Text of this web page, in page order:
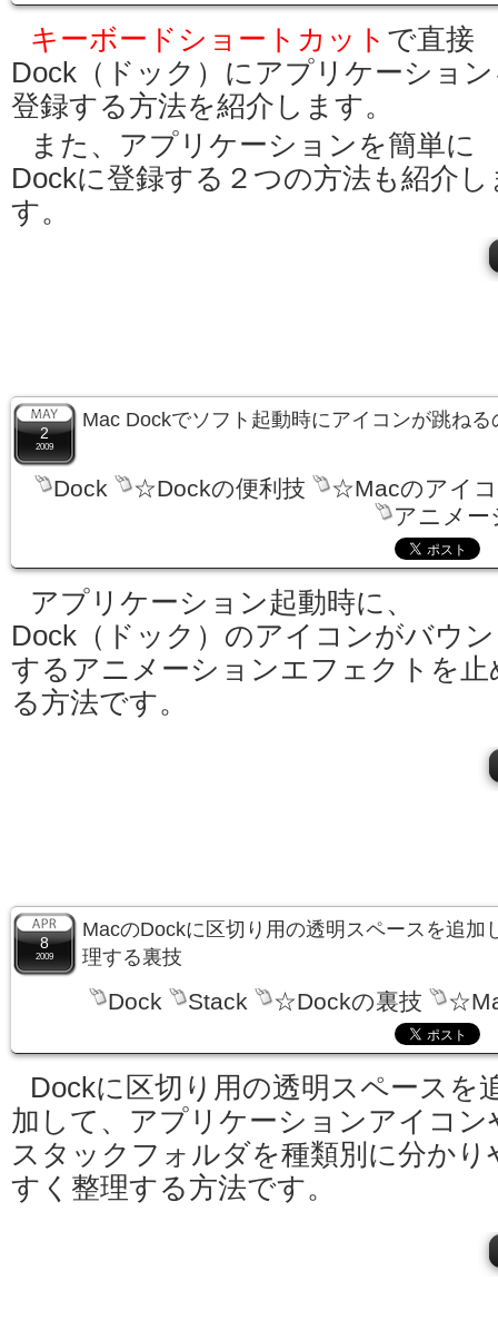
キーボードショートカット で直接
Dock（ドック）にアプリケーショ
登録する方法を紹介します。
また、アプリケーションを簡単に
Dockに登録する２つの方法も紹介し
す。
2
2009
Mac Dockでソフト起動時にアイコンが跳ね
Dock ☆Dockの便利技
☆Macのアイ
アニメー
アプリケーション起動時に、
Dock（ドック）のアイコンがバウ
するアニメーションエフェクトを止
る方法です。
8
2009
MacのDockに区切り用の透明スペースを追加
理する裏技
Dock Stack ☆Dockの裏技
Dockに区切り用の透明スペースを
加して、アプリケーションアイコン
スタックフォルダを種類別に分かり
すく整理する方法です。